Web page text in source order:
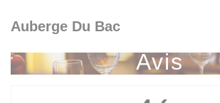
Auberge Du Bac
Avis